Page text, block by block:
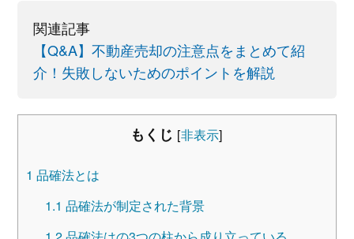
関連記事
【Q&A】不動産売却の注意点をまとめて紹
介！失敗しないためのポイントを解説
もくじ [非表示]
1 品確法とは
1.1 品確法が制定された背景